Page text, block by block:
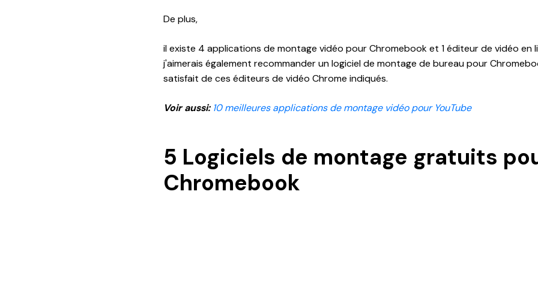
De plus,
il existe 4 applications de montage vidéo pour Chromebook et 1 éditeur de vidéo en
j'aimerais également recommander un logiciel de montage de bureau pour
satisfait de ces éditeurs de vidéo Chrome indiqués.
Voir aussi: 10 meilleures applications de montage vidéo pour YouTube
5 Logiciels de montage gratuits
Chromebook